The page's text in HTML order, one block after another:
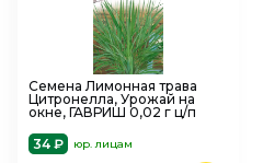
Семена Лимонная трава
Цитронелла, Урожай на
окне, ГАВРИШ 0,02 г ц/п
34 ₽
юр. лицам